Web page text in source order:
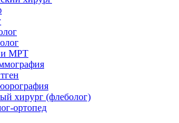
МРТ
хирург (флеболог)
ортопед